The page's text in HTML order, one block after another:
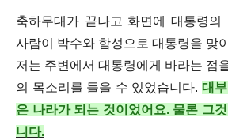
축하무대가 끝나고 화면에 대통령의
사람이 박수와 함성으로 대통령을 맞
저는 주변에서 대통령에게 바라는 점
의 목소리를 들을 수 있었습니다. 대
은 나라가 되는 것이었어요. 물론 그
니다.